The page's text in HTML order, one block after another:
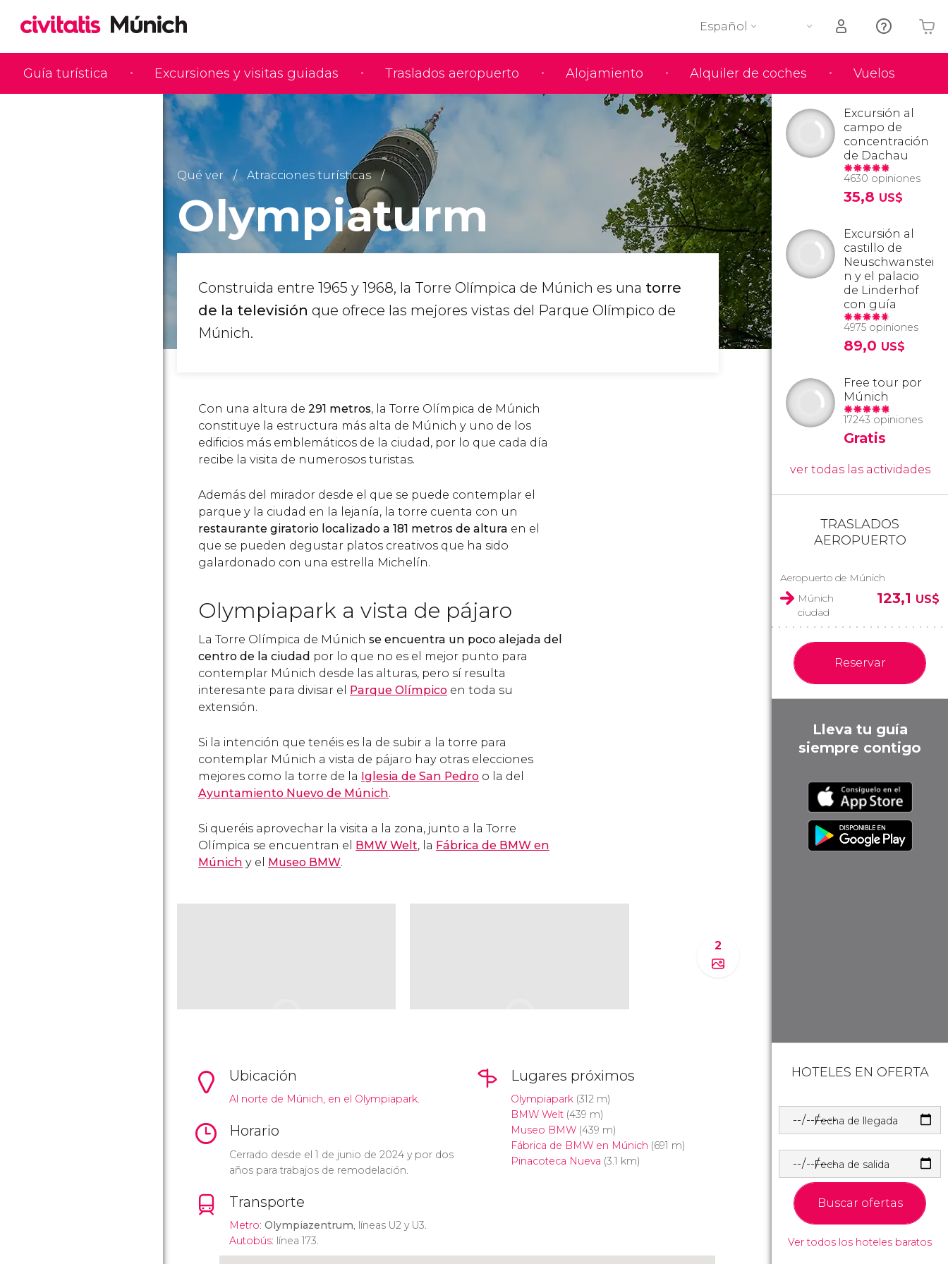
Guía turística Excursiones y visitas guiadas Traslados aeropuerto Alojamiento Alquiler de coches Vuelos
Español
Tu carrito está vacío
Qué ver Atracciones turísticas
Olympiaturm
Construida entre 1965 y 1968, la Torre Olímpica de Múnich es una torre
de la televisión que ofrece las mejores vistas del Parque Olímpico de
Múnich.
Con una altura de 291 metros, la Torre Olímpica de Múnich
constituye la estructura más alta de Múnich y uno de los
edificios más emblemáticos de la ciudad, por lo que cada día
recibe la visita de numerosos turistas.
Además del mirador desde el que se puede contemplar el
parque y la ciudad en la lejanía, la torre cuenta con un
restaurante giratorio localizado a 181 metros de altura en el
que se pueden degustar platos creativos que ha sido
galardonado con una estrella Michelín.
Olympiapark a vista de pájaro
La Torre Olímpica de Múnich se encuentra un poco alejada del
centro de la ciudad por lo que no es el mejor punto para
contemplar Múnich desde las alturas, pero sí resulta
interesante para divisar el Parque Olímpico en toda su
extensión.
Si la intención que tenéis es la de subir a la torre para
contemplar Múnich a vista de pájaro hay otras elecciones
mejores como la torre de la Iglesia de San Pedro o la del
Ayuntamiento Nuevo de Múnich.
Si queréis aprovechar la visita a la zona, junto a la Torre
Olímpica se encuentran el BMW Welt, la Fábrica de BMW en
Múnich y el Museo BMW.
2
Ubicación
Al norte de Múnich, en el Olympiapark.
Horario
Cerrado desde el 1 de junio de 2024 y por dos
años para trabajos de remodelación.
Transporte
Metro: Olympiazentrum, líneas U2 y U3.
Autobús: línea 173.
Lugares próximos
Olympiapark(312 m)
BMW Welt(439 m)
Museo BMW(439 m)
Fábrica de BMW en Múnich (691 m)
Pinacoteca Nueva (3.1 km)
Excursión al
campo de
concentración
de Dachau
4630 opiniones
35,8 US$
Excursión al
castillo de
Neuschwanstei
n y el palacio
de Linderhof
con guía
4975 opiniones
89,0 US$
Free tour por
Múnich
17243 opiniones
Gratis
ver todas las actividades
TRASLADOS
AEROPUERTO
Aeropuerto de Múnich
Múnich
ciudad
123,1 US$
Reservar
Lleva tu guía
siempre contigo
HOTELES EN OFERTA
Fecha de llegada
Fecha de salida
Buscar ofertas
Ver todos los hoteles baratos